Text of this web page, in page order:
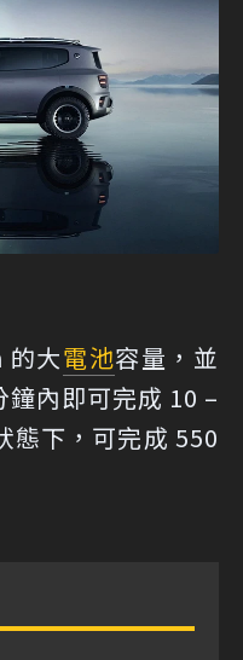
的大電池容量，並
鐘內即可完成 10 –
態下，可完成 550